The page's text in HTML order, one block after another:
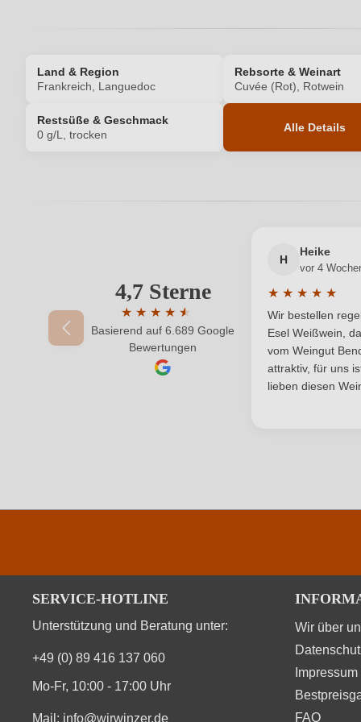
Land & Region
Frankreich, Languedoc
Rebsorte & Weinart
Cuvée (Rot), Rotwein
Restsüße & Geschmack
0 g/L, trocken
Alle Details
Cuvée-Rebsorten
Geographische Angabe
Region
Säuregehalt in g/L
Vegan
4,7 Sterne
★ ★ ★ ★ ★
★
Durchschnittliche Bewertung von 4.7 von
Basierend auf 6.689 Google
Bewertungen
H
Heike
vor 4
★ ★ ★ ★ ★
Wir bestellen
Esel Weißwein,
vom Weingut
attraktiv, für uns
lieben diesen
SERVICE-HOTLINE
Unterstützung und Beratung unter:
+49 (0) 89 416 137 060
Mo-Fr, 10:00 - 17:00 Uhr
Mail: info@wirwinzer.de
Wir über
FAQ